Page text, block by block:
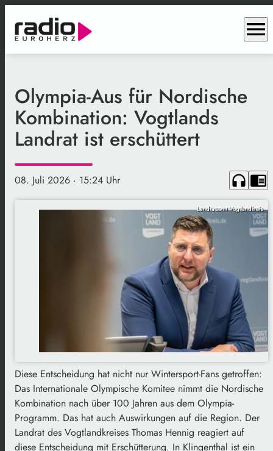
menu
Olympia-Aus für Nordische
Kombination: Vogtlands
Landrat ist erschüttert
08. Juli 2026 · 15:24 Uhr headphones chrome_reader_mode
Landratsamt Vogtlandkreis
Diese Entscheidung hat nicht nur Wintersport-Fans getroffen:
Das Internationale Olympische Komitee nimmt die Nordische
Kombination nach über 100 Jahren aus dem Olympia-
Programm. Das hat auch Auswirkungen auf die Region. Der
Landrat des Vogtlandkreises Thomas Hennig reagiert auf
diese Entscheidung mit Erschütterung. In Klingenthal ist ein